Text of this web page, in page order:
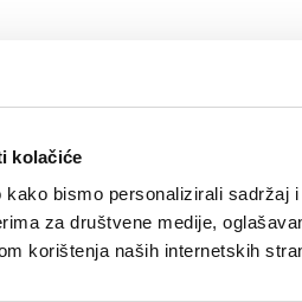
kolačiće
kako bismo personalizirali
za društvene medije,
korištenja naših internetskih